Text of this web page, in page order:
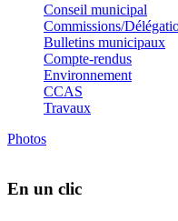
Conseil municipal
Commissions/
Bulletins municipaux
Compte-rendus
Environnement
CCAS
Travaux
Photos
En un clic